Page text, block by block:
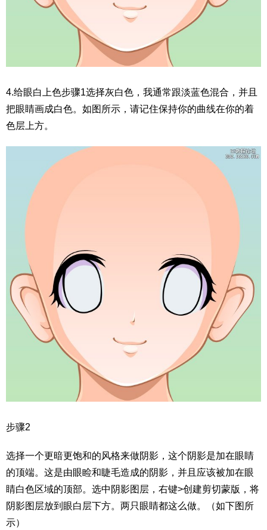
4.给眼白上色步骤1选择灰白色，我通常跟淡蓝色混合，并且
把眼睛画成白色。如图所示，请记住保持你的曲线在你的着
色层上方。
步骤2
选择一个更暗更饱和的风格来做阴影，这个阴影是加在眼睛
的顶端。这是由眼睑和睫毛造成的阴影，并且应该被加在眼
睛白色区域的顶部。选中阴影图层，右键>创建剪切蒙版，将
阴影图层放到眼白层下方。两只眼睛都这么做。（如下图所
示）